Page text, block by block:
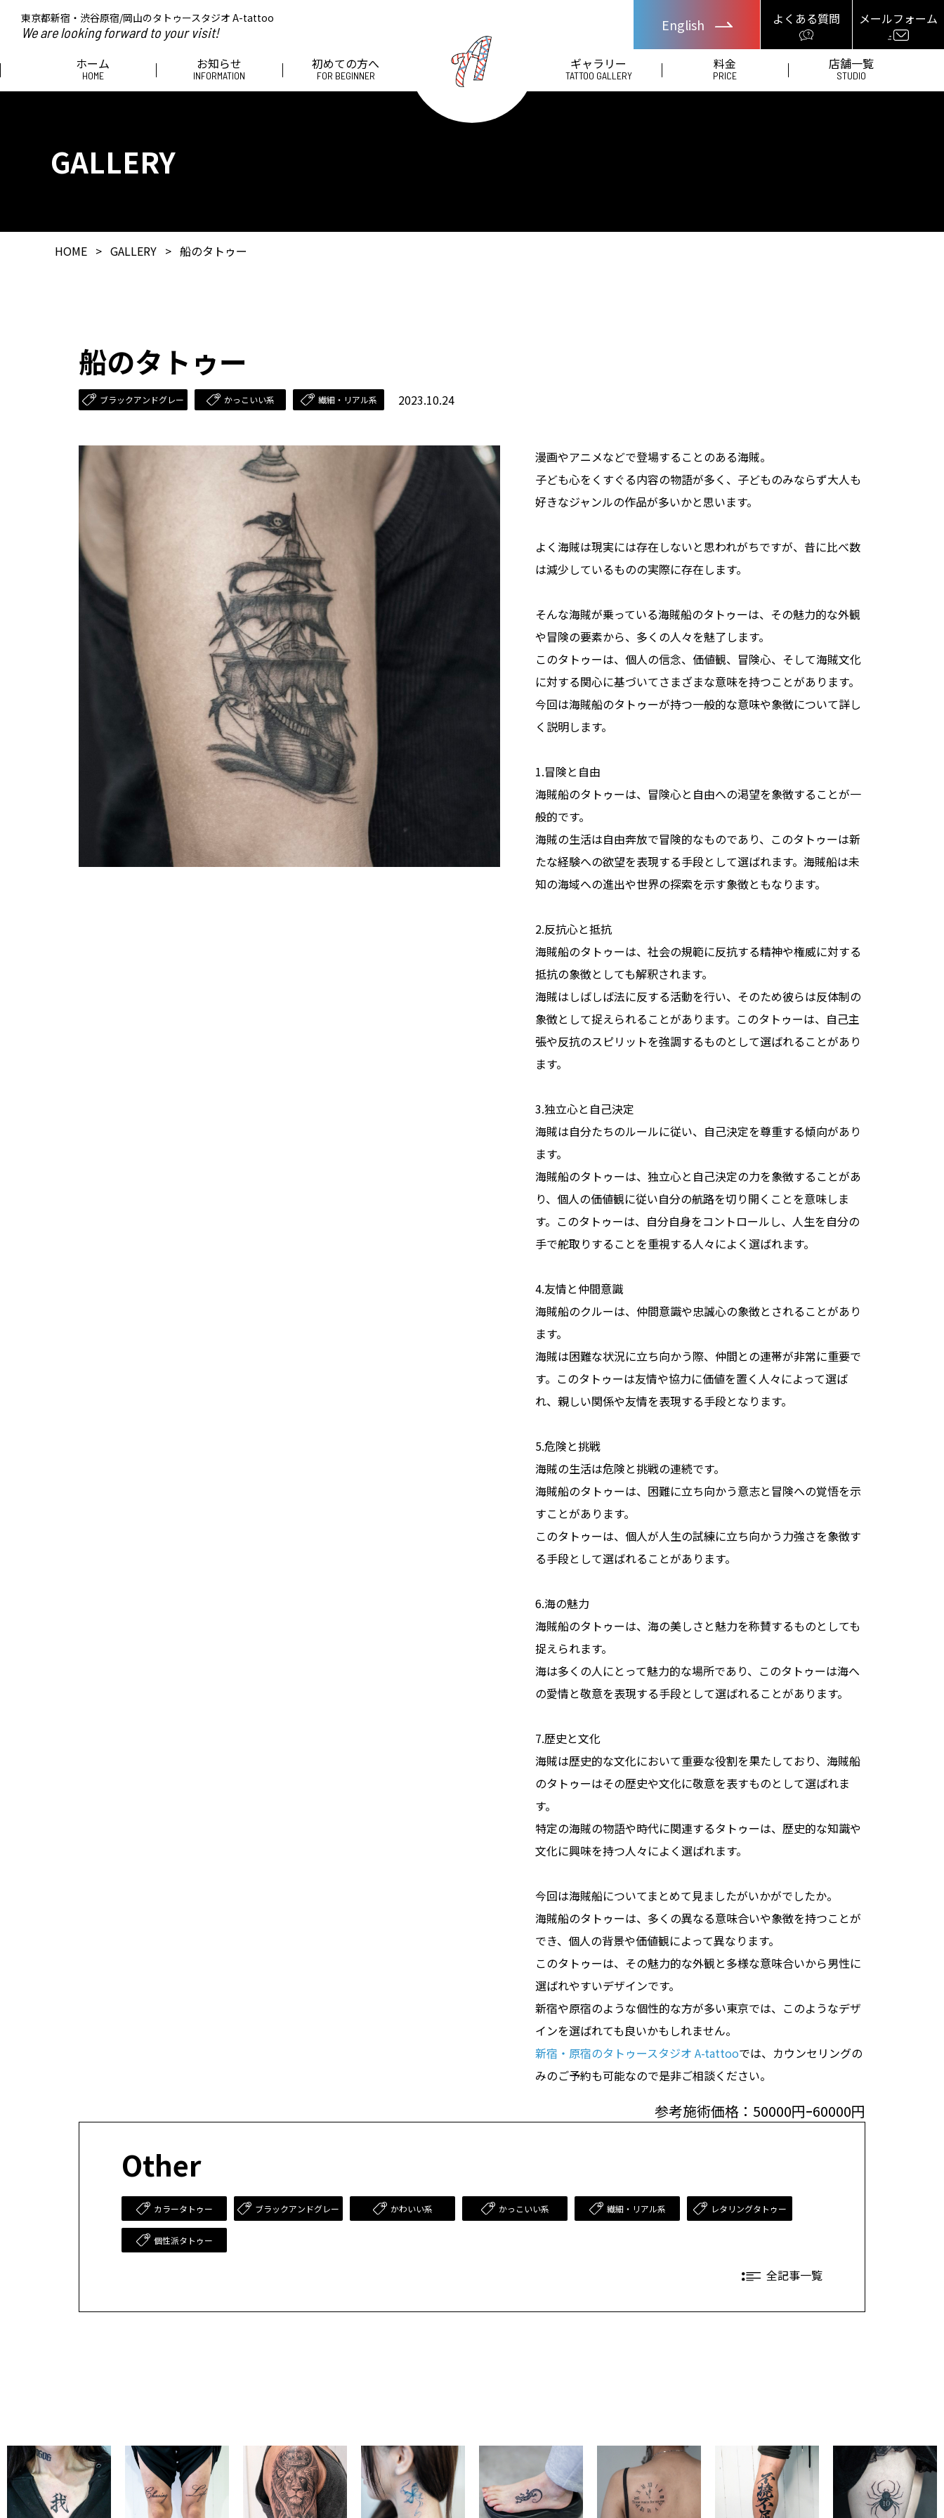
東京都新宿・渋谷原宿/岡山のタトゥースタジオ A-tattoo
We are looking forward to your visit! English よくある質問 メールフォーム
ホーム
HOME
お知らせ
INFORMATION
初めての方へ
FOR BEGINNER
ギャラリー
TATTOO GALLERY
料金
PRICE
店舗一覧
STUDIO
GALLERY
HOME > GALLERY > 船のタトゥー
船のタトゥー
ブラックアンドグレー かっこいい系 繊細・リアル系 2023.10.24
漫画やアニメなどで登場することのある海賊。
子ども心をくすぐる内容の物語が多く、子どものみならず大人も
好きなジャンルの作品が多いかと思います。
よく海賊は現実には存在しないと思われがちですが、昔に比べ数
は減少しているものの実際に存在します。
そんな海賊が乗っている海賊船のタトゥーは、その魅力的な外観
や冒険の要素から、多くの人々を魅了します。
このタトゥーは、個人の信念、価値観、冒険心、そして海賊文化
に対する関心に基づいてさまざまな意味を持つことがあります。
今回は海賊船のタトゥーが持つ一般的な意味や象徴について詳し
く説明します。
1.冒険と自由
海賊船のタトゥーは、冒険心と自由への渇望を象徴することが一
般的です。
海賊の生活は自由奔放で冒険的なものであり、このタトゥーは新
たな経験への欲望を表現する手段として選ばれます。海賊船は未
知の海域への進出や世界の探索を示す象徴ともなります。
2.反抗心と抵抗
海賊船のタトゥーは、社会の規範に反抗する精神や権威に対する
抵抗の象徴としても解釈されます。
海賊はしばしば法に反する活動を行い、そのため彼らは反体制の
象徴として捉えられることがあります。このタトゥーは、自己主
張や反抗のスピリットを強調するものとして選ばれることがあり
ます。
3.独立心と自己決定
海賊は自分たちのルールに従い、自己決定を尊重する傾向があり
ます。
海賊船のタトゥーは、独立心と自己決定の力を象徴することがあ
り、個人の価値観に従い自分の航路を切り開くことを意味しま
す。このタトゥーは、自分自身をコントロールし、人生を自分の
手で舵取りすることを重視する人々によく選ばれます。
4.友情と仲間意識
海賊船のクルーは、仲間意識や忠誠心の象徴とされることがあり
ます。
海賊は困難な状況に立ち向かう際、仲間との連帯が非常に重要で
す。このタトゥーは友情や協力に価値を置く人々によって選ば
れ、親しい関係や友情を表現する手段となります。
5.危険と挑戦
海賊の生活は危険と挑戦の連続です。
海賊船のタトゥーは、困難に立ち向かう意志と冒険への覚悟を示
すことがあります。
このタトゥーは、個人が人生の試練に立ち向かう力強さを象徴す
る手段として選ばれることがあります。
6.海の魅力
海賊船のタトゥーは、海の美しさと魅力を称賛するものとしても
捉えられます。
海は多くの人にとって魅力的な場所であり、このタトゥーは海へ
の愛情と敬意を表現する手段として選ばれることがあります。
7.歴史と文化
海賊は歴史的な文化において重要な役割を果たしており、海賊船
のタトゥーはその歴史や文化に敬意を表すものとして選ばれま
す。
特定の海賊の物語や時代に関連するタトゥーは、歴史的な知識や
文化に興味を持つ人々によく選ばれます。
今回は海賊船についてまとめて見ましたがいかがでしたか。
海賊船のタトゥーは、多くの異なる意味合いや象徴を持つことが
でき、個人の背景や価値観によって異なります。
このタトゥーは、その魅力的な外観と多様な意味合いから男性に
選ばれやすいデザインです。
新宿や原宿のような個性的な方が多い東京では、このようなデザ
インを選ばれても良いかもしれません。
新宿・原宿のタトゥースタジオ A-tattooでは、カウンセリングの
みのご予約も可能なので是非ご相談ください。
参考施術価格：50000円ｰ60000円
Other
カラータトゥー ブラックアンドグレー かわいい系 かっこいい系 繊細・リアル系 レタリングタトゥー
個性派タトゥー
全記事一覧